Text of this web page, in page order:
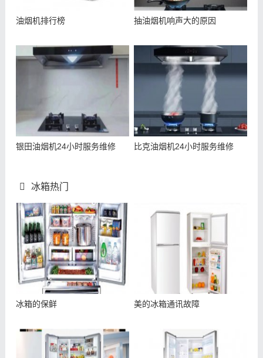
油烟机排行榜 抽油烟机响声大的原因
银田油烟机24小时服务维修 比克油烟机24小时服务维修
冰箱热门
冰箱的保鲜 美的冰箱通讯故障